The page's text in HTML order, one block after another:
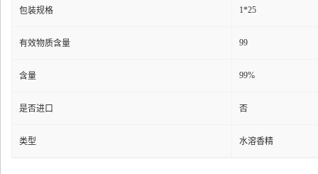
包装规格 1*25
有效物质含量 99
含量 99%
是否进口 否
类型 水溶香精